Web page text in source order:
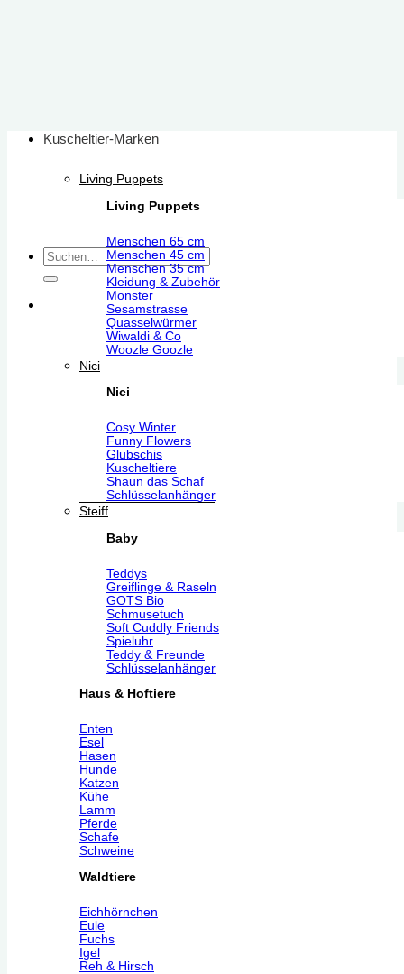
Suchen
nach:
Kuscheltier-Marken
Living Puppets
Living Puppets
Menschen 65 cm
Menschen 45 cm
Menschen 35 cm
Kleidung & Zubehör
Monster
Sesamstrasse
Quasselwürmer
Wiwaldi & Co
Woozle Goozle
Nici
Nici
Cosy Winter
Funny Flowers
Glubschis
Kuscheltiere
Shaun das Schaf
Schlüsselanhänger
Steiff
Baby
Teddys
Greiflinge & Raseln
GOTS Bio
Schmusetuch
Soft Cuddly Friends
Spieluhr
Teddy & Freunde
Schlüsselanhänger
Haus & Hoftiere
Enten
Esel
Hasen
Hunde
Katzen
Kühe
Lamm
Pferde
Schafe
Schweine
Waldtiere
Eichhörnchen
Eule
Fuchs
Igel
Reh & Hirsch